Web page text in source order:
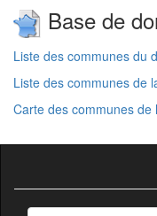
Base de
Liste des communes du
Liste des communes de
Carte des communes